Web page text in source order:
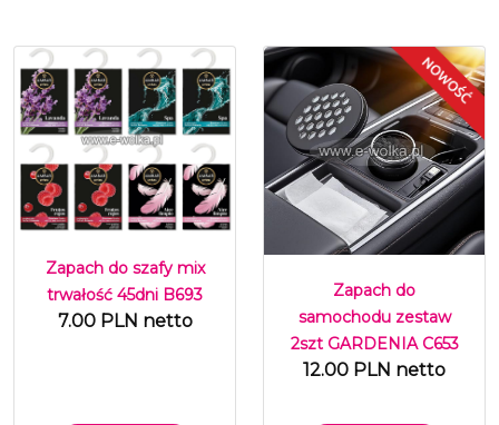
Zapach do szafy mix
trwałość 45dni B693
7.00 PLN netto
Zapach do
samochodu zestaw
2szt GARDENIA C653
12.00 PLN netto